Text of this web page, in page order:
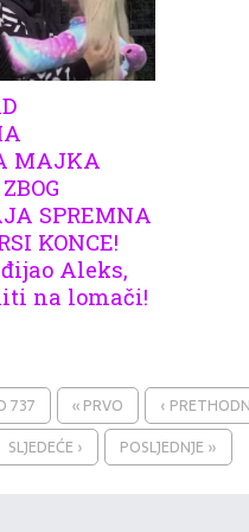
MAJKA
SPREMNA
KONCE!
Aleks,
na lomači!
manastire i...
737 « PRVO ‹
SLJEDEĆE › POSLJEDNJE »